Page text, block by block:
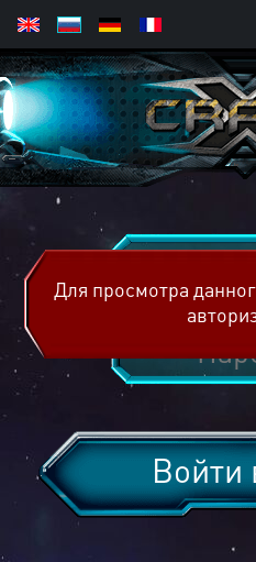
Войти
Для просмотра